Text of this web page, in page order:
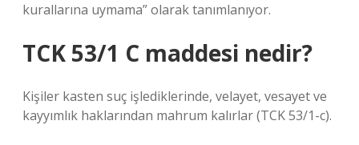
kurallarına uymama” olarak tanımlanıyor.
TCK 53/1 C maddesi nedir?
Kişiler kasten suç işlediklerinde, velayet, vesayet ve
kayyımlık haklarından mahrum kalırlar (TCK 53/1-c).